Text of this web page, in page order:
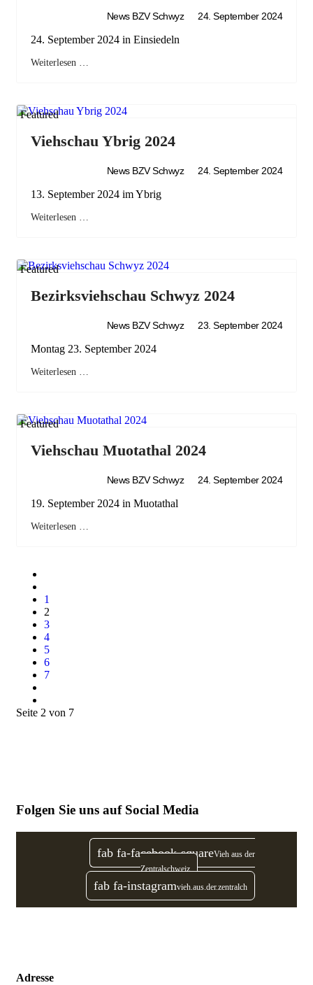
News BZV Schwyz 24. September 2024
24. September 2024 in Einsiedeln
Weiterlesen …
Featured
Viehschau Ybrig 2024
News BZV Schwyz 24. September 2024
13. September 2024 im Ybrig
Weiterlesen …
Featured
Bezirksviehschau Schwyz 2024
News BZV Schwyz 23. September 2024
Montag 23. September 2024
Weiterlesen …
Featured
Viehschau Muotathal 2024
News BZV Schwyz 24. September 2024
19. September 2024 in Muotathal
Weiterlesen …
1
2
3
4
5
6
7
Seite 2 von 7
Folgen Sie uns auf Social Media
fab fa-facebook-squareVieh aus der
Zentralschweiz
fab fa-instagramvieh.aus.der.zentralch
Adresse